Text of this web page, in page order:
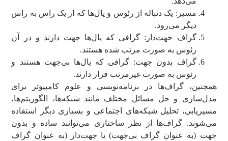
مسیر: یک دنباله از رئوس و یال‌ها که از یک راس به راس
دیگر می‌رود.
گراف جهت‌دار: گرافی که یال‌ها جهت دارند و در آن
رئوس به صورت مرتب شده هستند.
گراف بدون جهت: گرافی که یال‌ها بی‌جهت هستند و
رئوس به صورت غیرمرتب قرار دارند.
همچنین، گراف‌ها در برنامه‌نویسی و علوم کامپیوتر برای
مدل‌سازی و حل مسائل مختلف مانند شبکه‌ها، الگوریتم‌ها،
مسیریابی، تحلیل شبکه‌های اجتماعی و بسیاری دیگر استفاده
می‌شوند. گراف‌ها از نظر ساختاری می‌توانند ساده و بدون
جهت (به عنوان گراف بی‌جهت) یا جهت‌دار (به عنوان گراف